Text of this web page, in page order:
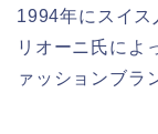
1994年にスイス
リオーニ氏によ
ァッションブラ